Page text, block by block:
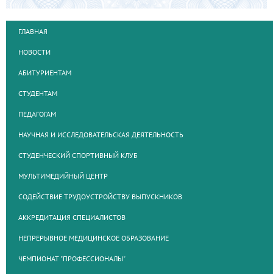
ГЛАВНАЯ
НОВОСТИ
АБИТУРИЕНТАМ
СТУДЕНТАМ
ПЕДАГОГАМ
НАУЧНАЯ И ИССЛЕДОВАТЕЛЬСКАЯ ДЕЯТЕЛЬНОСТЬ
СТУДЕНЧЕСКИЙ СПОРТИВНЫЙ КЛУБ
МУЛЬТИМЕДИЙНЫЙ ЦЕНТР
СОДЕЙСТВИЕ ТРУДОУСТРОЙСТВУ ВЫПУСКНИКОВ
АККРЕДИТАЦИЯ СПЕЦИАЛИСТОВ
НЕПРЕРЫВНОЕ МЕДИЦИНСКОЕ ОБРАЗОВАНИЕ
ЧЕМПИОНАТ "ПРОФЕССИОНАЛЫ"